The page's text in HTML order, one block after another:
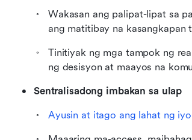
Wakasan ang palipat-lipat sa
ang matitibay na kasangkapan
Tinitiyak ng mga tampok ng
ng desisyon at maayos na
Sentralisadong imbakan sa ulap
Ayusin at itago ang lahat ng